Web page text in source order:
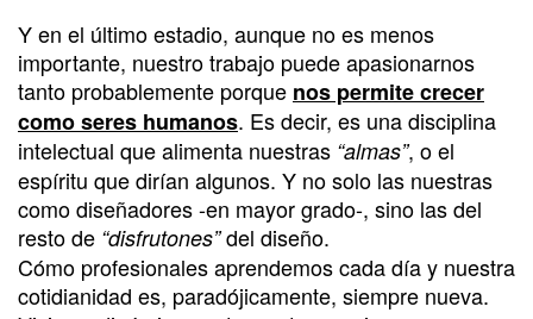
Y en el último estadio, aunque no es menos
importante, nuestro trabajo puede apasionarnos
tanto probablemente porque nos permite crecer
como seres humanos. Es decir, es una disciplina
intelectual que alimenta nuestras “almas”, o el
espíritu que dirían algunos. Y no solo las nuestras
como diseñadores -en mayor grado-, sino las del
resto de “disfrutones”del diseño.
Cómo profesionales aprendemos cada día y nuestra
cotidianidad es, paradójicamente, siempre nueva.